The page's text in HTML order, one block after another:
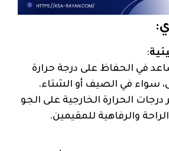
:
في الحفاظ على درجة حرارة
سواء في الصيف أو الشتاء.
الحرارة الخارجية على الجو
والرفاهية للمقيمين.